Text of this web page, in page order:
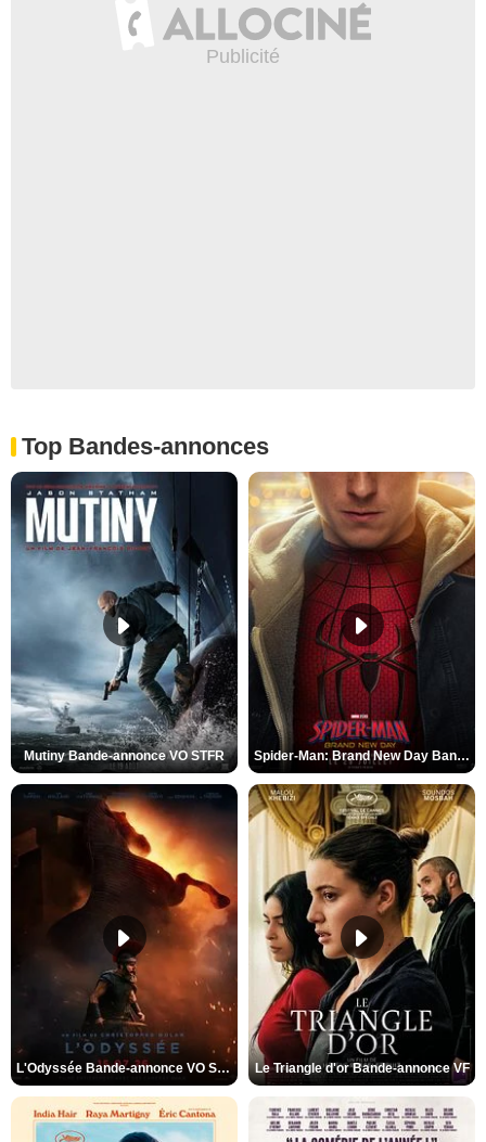
Top Bandes-annonces
Mutiny Bande-annonce VO STFR Spider-Man: Brand New Day Bande-annonce VO STFR
L'Odyssée Bande-annonce VO STFR Le Triangle d'or Bande-annonce VF